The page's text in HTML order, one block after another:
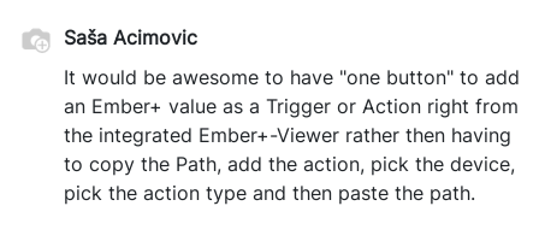
Saša Acimovic
It would be awesome to have "one button" to add
an Ember+ value as a Trigger or Action right from
the integrated Ember+-Viewer rather then having
to copy the Path, add the action, pick the device,
pick the action type and then paste the path.